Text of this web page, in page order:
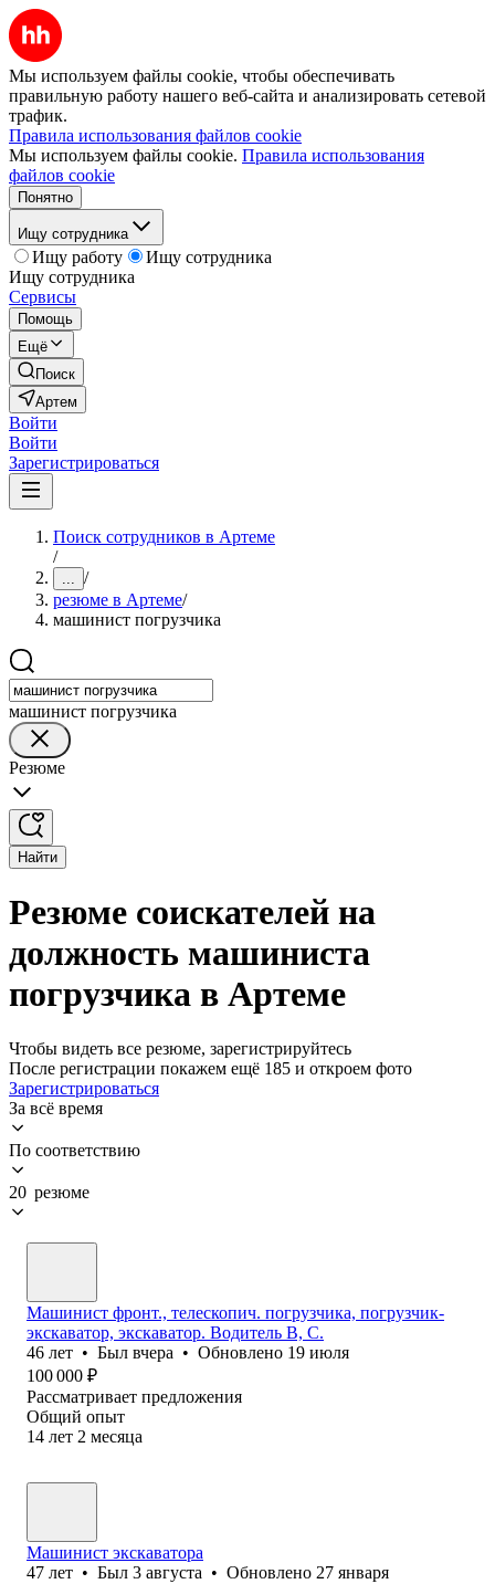
Мы используем файлы cookie, чтобы обеспечивать
правильную работу нашего веб-сайта и анализировать сетевой
трафик.
Правила использования файлов cookie
Мы используем файлы cookie. Правила использования
файлов cookie
Понятно
Ищу сотрудника
Ищу работу
Ищу сотрудника
Ищу сотрудника
Сервисы
Помощь
Ещё
Поиск
Артем
Войти
Войти
Зарегистрироваться
Поиск сотрудников в Артеме
/
... /
резюме в Артеме/
машинист погрузчика
машинист погрузчика
Резюме
Найти
Резюме соискателей на
должность машиниста
погрузчика в Артеме
Чтобы видеть все резюме, зарегистрируйтесь
После регистрации покажем ещё 185 и откроем фото
Зарегистрироваться
За всё время
По соответствию
20 резюме
Машинист фронт., телескопич. погрузчика, погрузчик-
экскаватор, экскаватор. Водитель В, С.
46 лет • Был вчера • Обновлено 19 июля
100 000 ₽
Рассматривает предложения
Общий опыт
14 лет 2 месяца
Машинист экскаватора
47 лет • Был 3 августа • Обновлено 27 января